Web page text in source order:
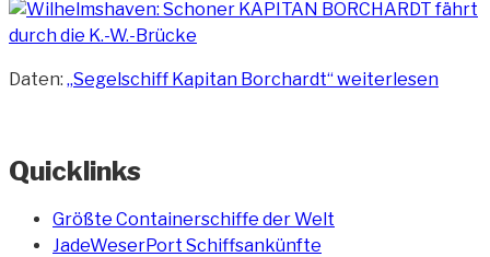
Daten: „Segelschiff Kapitan Borchardt“weiterlesen
Quicklinks
Größte Containerschiffe der Welt
JadeWeserPort Schiffsankünfte